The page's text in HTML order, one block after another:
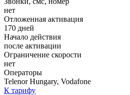
нет
Отложенная активация
170 дней
Начало действия
после активации
Ограничение скорости
нет
Операторы
Telenor Hungary, Vodafone
К тарифу